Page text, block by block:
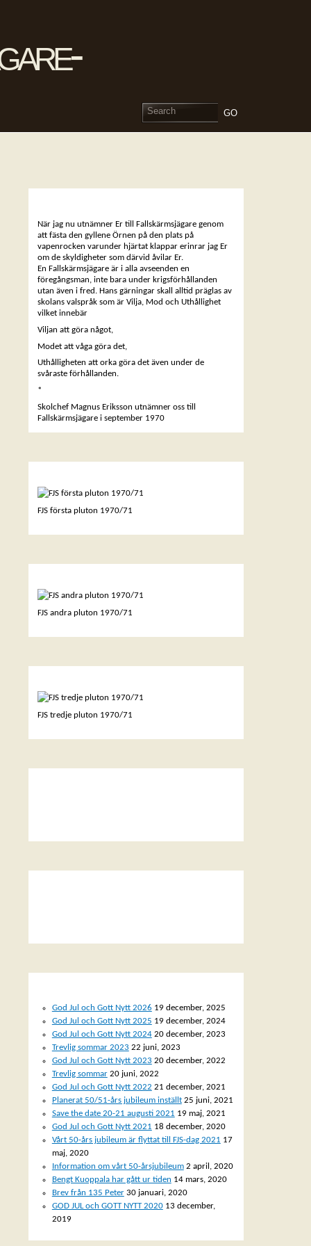
När jag nu utnämner Er till Fallskärmsjägare genom
att fästa den gyllene Örnen på den plats på
vapenrocken varunder hjärtat klappar erinrar jag Er
om de skyldigheter som därvid åvilar Er.
En Fallskärmsjägare är i alla avseenden en
föregångsman, inte bara under krigsförhållanden
utan även i fred. Hans gärningar skall alltid präglas av
skolans valspråk som är Vilja, Mod och Uthållighet
vilket innebär
Viljan att göra något,
Modet att våga göra det,
Uthålligheten att orka göra det även under de
svåraste förhållanden.
*
Skolchef Magnus Eriksson utnämner oss till
Fallskärmsjägare i september 1970
FJS första pluton 1970/71
FJS andra pluton 1970/71
FJS tredje pluton 1970/71
God Jul och Gott Nytt 2026 19 december, 2025
God Jul och Gott Nytt 2025 19 december, 2024
God Jul och Gott Nytt 2024 20 december, 2023
Trevlig sommar 2023 22 juni, 2023
God Jul och Gott Nytt 2023 20 december, 2022
Trevlig sommar 20 juni, 2022
God Jul och Gott Nytt 2022 21 december, 2021
Planerat 50/51-års jubileum inställt 25 juni, 2021
Save the date 20-21 augusti 2021 19 maj, 2021
God Jul och Gott Nytt 2021 18 december, 2020
Vårt 50-års jubileum är flyttat till FJS-dag 2021 17
maj, 2020
Information om vårt 50-årsjubileum 2 april, 2020
Bengt Kuoppala har gått ur tiden 14 mars, 2020
Brev från 135 Peter 30 januari, 2020
GOD JUL och GOTT NYTT 2020 13 december,
2019